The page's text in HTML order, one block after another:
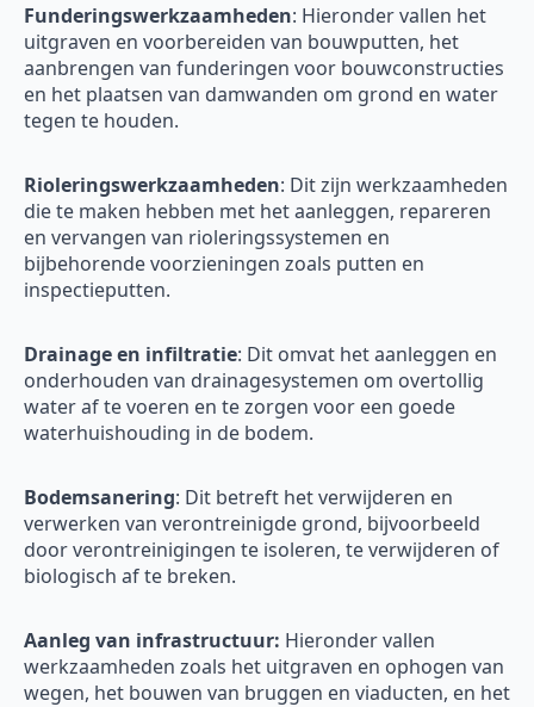
Funderingswerkzaamheden: Hieronder vallen het
uitgraven en voorbereiden van bouwputten, het
aanbrengen van funderingen voor bouwconstructies
en het plaatsen van damwanden om grond en water
tegen te houden.
Rioleringswerkzaamheden: Dit zijn werkzaamheden
die te maken hebben met het aanleggen, repareren
en vervangen van rioleringssystemen en
bijbehorende voorzieningen zoals putten en
inspectieputten.
Drainage en infiltratie: Dit omvat het aanleggen en
onderhouden van drainagesystemen om overtollig
water af te voeren en te zorgen voor een goede
waterhuishouding in de bodem.
Bodemsanering: Dit betreft het verwijderen en
verwerken van verontreinigde grond, bijvoorbeeld
door verontreinigingen te isoleren, te verwijderen of
biologisch af te breken.
Aanleg van infrastructuur: Hieronder vallen
werkzaamheden zoals het uitgraven en ophogen van
wegen, het bouwen van bruggen en viaducten, en het